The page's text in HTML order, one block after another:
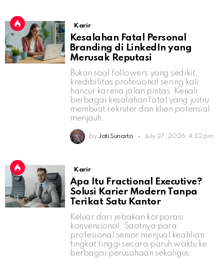
Karir
Kesalahan Fatal Personal
Branding di LinkedIn yang
Merusak Reputasi
Bukan soal followers yang sedikit,
kredibilitas profesional sering kali
hancur karena jalan pintas. Kenali
berbagai kesalahan fatal yang justru
membuat rekruter dan klien potensial
menjauh.
by Jati Sunarto July 27, 2026, 4:32 pm
Karir
Apa Itu Fractional Executive?
Solusi Karier Modern Tanpa
Terikat Satu Kantor
Keluar dari jebakan korporasi
konvensional. Saatnya para
profesional senior menjual keahlian
tingkat tinggi secara paruh waktu ke
berbagai perusahaan sekaligus.